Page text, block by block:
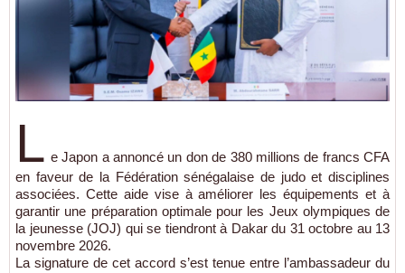
L e Japon a annoncé un don de 380 millions de francs CFA
en faveur de la Fédération sénégalaise de judo et disciplines
associées. Cette aide vise à améliorer les équipements et à
garantir une préparation optimale pour les Jeux olympiques de
la jeunesse (JOJ) qui se tiendront à Dakar du 31 octobre au 13
novembre 2026.
La signature de cet accord s’est tenue entre l’ambassadeur du